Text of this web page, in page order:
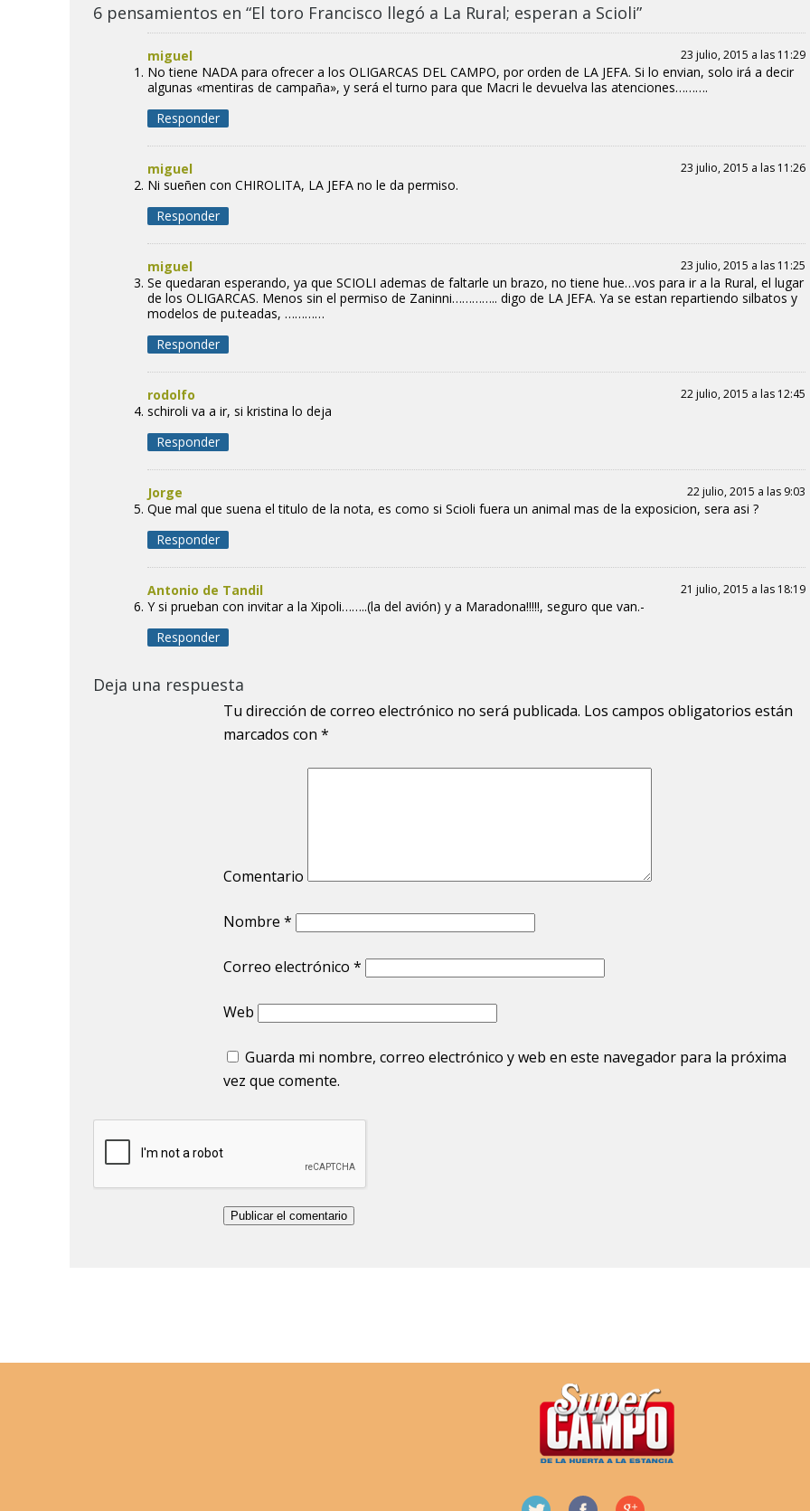
6 pensamientos en “El toro Francisco llegó a La Rural; esperan a Scioli”
miguel 23 julio, 2015 a las 11:29
No tiene NADA para ofrecer a los OLIGARCAS DEL CAMPO, por orden de LA JEFA. Si lo envian, solo irá a decir
algunas «mentiras de campaña», y será el turno para que Macri le devuelva las atenciones……….
Responder
miguel 23 julio, 2015 a las 11:26
Ni sueñen con CHIROLITA, LA JEFA no le da permiso.
Responder
miguel 23 julio, 2015 a las 11:25
Se quedaran esperando, ya que SCIOLI ademas de faltarle un brazo, no tiene hue…vos para ir a la Rural, el lugar
de los OLIGARCAS. Menos sin el permiso de Zaninni………….. digo de LA JEFA. Ya se estan repartiendo silbatos y
modelos de pu.teadas, …………
Responder
rodolfo 22 julio, 2015 a las 12:45
schiroli va a ir, si kristina lo deja
Responder
Jorge 22 julio, 2015 a las 9:03
Que mal que suena el titulo de la nota, es como si Scioli fuera un animal mas de la exposicion, sera asi ?
Responder
Antonio de Tandil 21 julio, 2015 a las 18:19
Y si prueban con invitar a la Xipoli……..(la del avión) y a Maradona!!!!!, seguro que van.-
Responder
Deja una respuesta
Tu dirección de correo electrónico no será publicada. Los campos obligatorios están
marcados con *
Comentario
Nombre *
Correo electrónico *
Web
Guarda mi nombre, correo electrónico y web en este navegador para la próxima
vez que comente.